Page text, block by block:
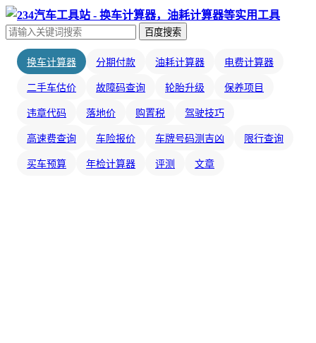
百度搜索
换车计算器 分期付款 油耗计算器 电费计算器
二手车估价 故障码查询 轮胎升级 保养项目
违章代码 落地价 购置税 驾驶技巧
高速费查询 车险报价 车牌号码测吉凶 限行查询
买车预算 年检计算器 评测 文章